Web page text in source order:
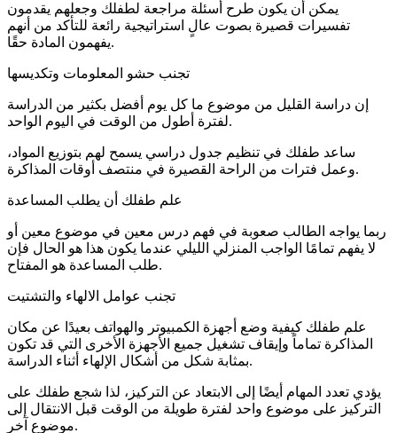
يمكن أن يكون طرح أسئلة مراجعة لطفلك وجعلهم يقدمون
تفسيرات قصيرة بصوت عالٍ استراتيجية رائعة للتأكد من أنهم
يفهمون المادة حقًا.
تجنب حشو المعلومات وتكديسها
إن دراسة القليل من موضوع ما كل يوم أفضل بكثير من الدراسة
لفترة أطول من الوقت في اليوم الواحد.
ساعد طفلك في تنظيم جدول دراسي يسمح لهم بتوزيع المواد،
وعمل فترات من الراحة القصيرة في منتصف أوقات المذاكرة.
علم طفلك أن يطلب المساعدة
ربما يواجه الطالب صعوبة في فهم درس معين في موضوع معين أو
لا يفهم تمامًا الواجب المنزلي الليلي عندما يكون هذا هو الحال فإن
طلب المساعدة هو المفتاح.
تجنب عوامل الالهاء والتشتيت
علم طفلك كيفية وضع أجهزة الكمبيوتر والهواتف بعيدًا عن مكان
المذاكرة تماماً وإيقاف تشغيل جميع الأجهزة الأخرى التي قد تكون
بمثابة شكل من أشكال الإلهاء أثناء الدراسة.
يؤدي تعدد المهام أيضًا إلى الابتعاد عن التركيز، لذا شجع طفلك على
التركيز على موضوع واحد لفترة طويلة من الوقت قبل الانتقال إلى
موضوع آخر.